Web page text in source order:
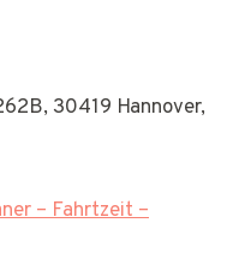
30419 Hannover,
– Fahrtzeit –